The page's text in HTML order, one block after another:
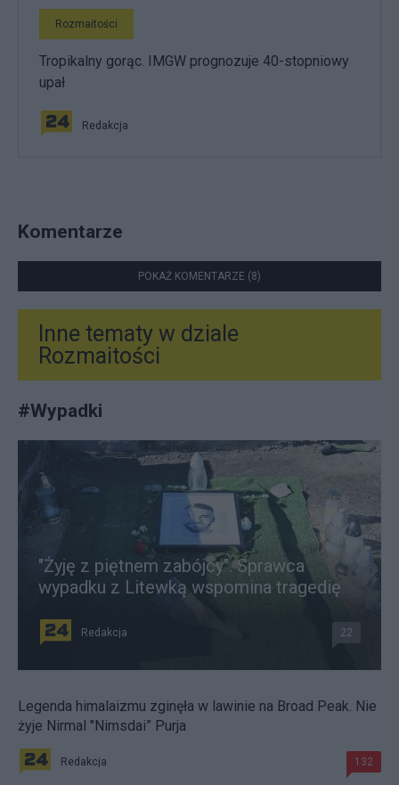
Rozmaitości
Tropikalny gorąc. IMGW prognozuje 40-stopniowy
upał
Redakcja
Komentarze
POKAŻ KOMENTARZE (8)
Inne tematy w dziale
Rozmaitości
#Wypadki
"Żyję z piętnem zabójcy". Sprawca
wypadku z Litewką wspomina tragedię
Redakcja 22
Legenda himalaizmu zginęła w lawinie na Broad Peak. Nie
żyje Nirmal "Nimsdai” Purja
Redakcja 132